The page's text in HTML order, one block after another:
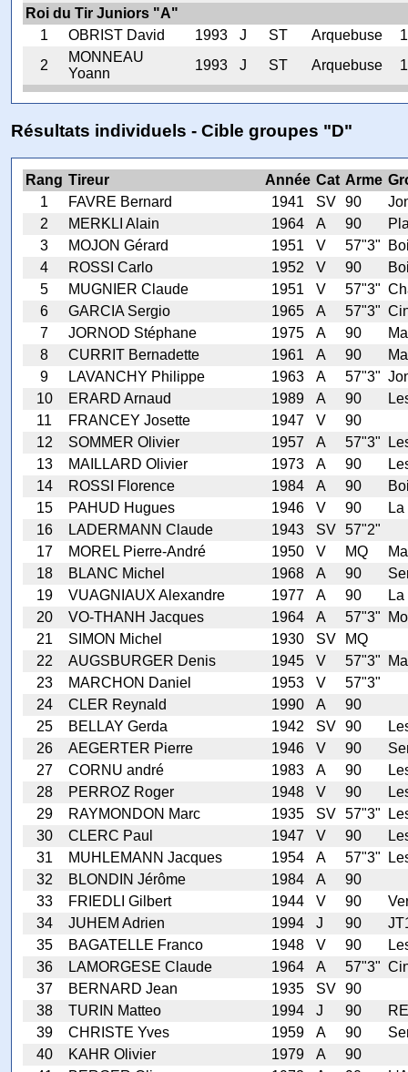
Roi du Tir Juniors "A"
1
OBRIST David 1993 J ST Arquebuse
2
MONNEAU
Yoann
1993 J ST Arquebuse
Résultats individuels - Cible groupes "D"
Rang Tireur Année Cat Arme
1
FAVRE Bernard 1941 SV 90
2
MERKLI Alain 1964 A 90
3
MOJON Gérard 1951 V 57"3"
4
ROSSI Carlo 1952 V 90
5
MUGNIER Claude 1951 V 57"3"
6
GARCIA Sergio 1965 A 57"3"
7
JORNOD Stéphane 1975 A 90
8
CURRIT Bernadette 1961 A 90
9
LAVANCHY Philippe 1963 A 57"3"
10
ERARD Arnaud 1989 A 90
11
FRANCEY Josette 1947 V
90
12
SOMMER Olivier 1957 A 57"3"
13
MAILLARD Olivier 1973 A 90
14
ROSSI Florence 1984 A 90
15
PAHUD Hugues 1946 V 90
16
LADERMANN Claude 1943 SV 57"2"
17
MOREL Pierre-André 1950 V MQ
18
BLANC Michel 1968 A 90
19
VUAGNIAUX Alexandre 1977 A 90
20
VO-THANH Jacques 1964 A 57"3"
21
SIMON Michel 1930 SV
MQ
22
AUGSBURGER Denis 1945 V 57"3"
23
MARCHON Daniel 1953 V
57"3"
24
CLER Reynald 1990 A
90
25
BELLAY Gerda 1942 SV 90
26
AEGERTER Pierre 1946 V 90
27
CORNU andré 1983 A 90
28
PERROZ Roger 1948 V 90
29
RAYMONDON Marc 1935 SV 57"3"
30
CLERC Paul 1947 V 90
31
MUHLEMANN Jacques 1954 A 57"3"
32
BLONDIN Jérôme 1984 A
90
33
FRIEDLI Gilbert 1944 V 90
34
JUHEM Adrien 1994 J 90
35
BAGATELLE Franco 1948 V 90
36
LAMORGESE Claude 1964 A 57"3"
37
BERNARD Jean 1935 SV 90
38
TURIN Matteo 1994 J 90
39
CHRISTE Yves 1959 A 90
40
KAHR Olivier 1979 A
90